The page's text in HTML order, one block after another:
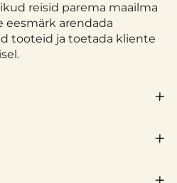
reisid parema maailma
eesmärk arendada
tooteid ja toetada kliente